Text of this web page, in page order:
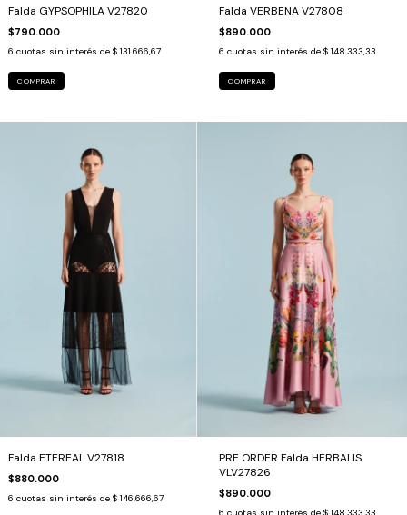
Falda GYPSOPHILA V27820
$790.000
6 cuotas sin interés de $ 131.666,67
COMPRAR
Falda VERBENA V27808
$890.000
6 cuotas sin interés de $ 148.333,33
COMPRAR
Falda ETEREAL V27818
$880.000
6 cuotas sin interés de $ 146.666,67
PRE ORDER Falda HERBALIS
VLV27826
$890.000
6 cuotas sin interés de $ 148.333,33